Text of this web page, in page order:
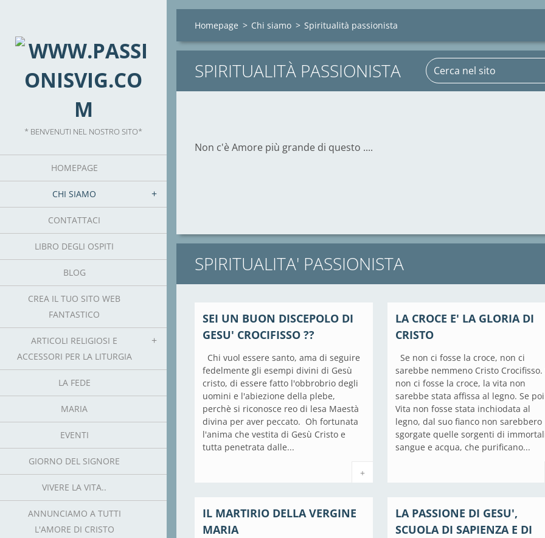
* BENVENUTI NEL NOSTRO SITO*
HOMEPAGE
CHI SIAMO
CONTATTACI
LIBRO DEGLI OSPITI
BLOG
CREA IL TUO SITO WEB
FANTASTICO
ARTICOLI RELIGIOSI E
ACCESSORI PER LA LITURGIA
LA FEDE
MARIA
EVENTI
GIORNO DEL SIGNORE
VIVERE LA VITA..
ANNUNCIAMO A TUTTI
L'AMORE DI CRISTO
Homepage > Chi siamo > Spiritualità passionista
SPIRITUALITÀ PASSIONISTA
Non c'è Amore più grande di questo ....
SPIRITUALITA' PASSIONISTA
SEI UN BUON DISCEPOLO DI
GESU' CROCIFISSO ??
Chi vuol essere santo, ama di seguire
fedelmente gli esempi divini di Gesù
cristo, di essere fatto l'obbrobrio degli
uomini e l'abiezione della plebe,
perchè si riconosce reo di lesa Maestà
divina per aver peccato. Oh fortunata
l'anima che vestita di Gesù Cristo e
tutta penetrata dalle...
+
LA CROCE E' LA GLORIA DI
CRISTO
Se non ci fosse la croce, non ci
sarebbe nemmeno Cristo Crocifisso.
non ci fosse la croce, la vita non
sarebbe stata affissa al legno. Se
Vita non fosse stata inchiodata al
legno, dal suo fianco non sarebbero
sgorgate quelle sorgenti di
sangue e acqua, che purificano...
IL MARTIRIO DELLA VERGINE
MARIA
LA PASSIONE DI GESU',
SCUOLA DI SAPIENZA E DI